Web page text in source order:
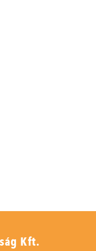
Kft.